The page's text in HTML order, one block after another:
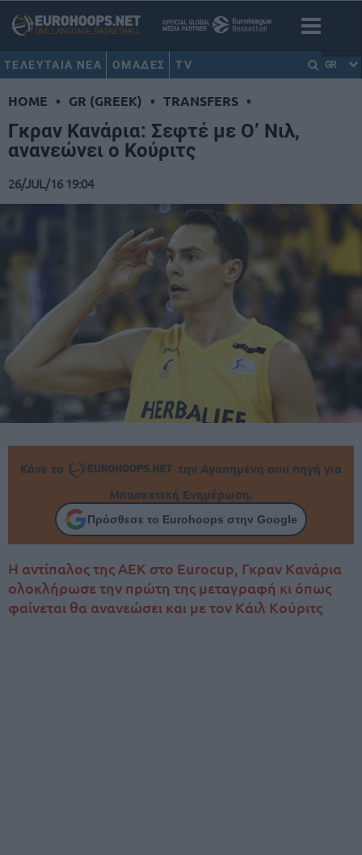
ΤΕΛΕΥΤΑΙΑ ΝΕΑ ΟΜΑΔΕΣ TV GR
HOME • GR (GREEK) • TRANSFERS •
Γκραν Κανάρια: Σεφτέ με Ο’ Νιλ,
ανανεώνει ο Κούριτς
26/JUL/16 19:04
Κάνε το
την Αγαπημένη σου πηγή για
Μπασκετική Ενημέρωση.
Πρόσθεσε το Eurohoops στην Google
Η αντίπαλος της ΑΕΚ στο Eurocup, Γκραν Κανάρια
ολοκλήρωσε την πρώτη της μεταγραφή κι όπως
φαίνεται θα ανανεώσει και με τον Κάιλ Κούριτς